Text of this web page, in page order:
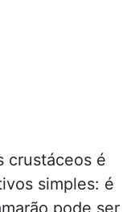
crustáceos é
simples: é